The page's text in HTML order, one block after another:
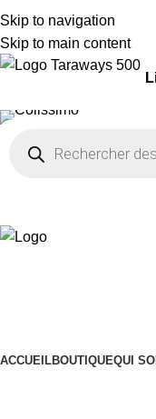
Skip to navigation
Skip to main content
Tel: 06 50 95 72 04
TARAWAYS
ACCUEILBOUTIQUEQUI